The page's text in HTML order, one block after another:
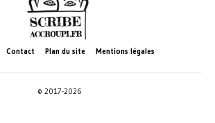
Contact Plan du site Mentions légales
© 2017-2026